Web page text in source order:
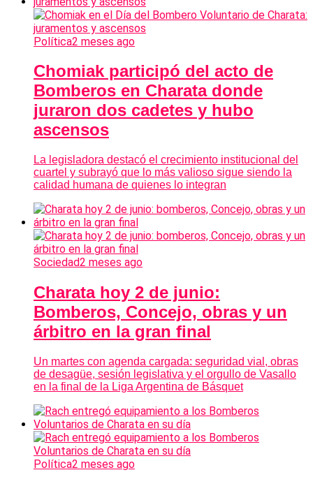
Política2 meses ago
Chomiak participó del acto de
Bomberos en Charata donde
juraron dos cadetes y hubo
ascensos
La legisladora destacó el crecimiento institucional del
cuartel y subrayó que lo más valioso sigue siendo la
calidad humana de quienes lo integran
Sociedad2 meses ago
Charata hoy 2 de junio:
Bomberos, Concejo, obras y un
árbitro en la gran final
Un martes con agenda cargada: seguridad vial, obras
de desagüe, sesión legislativa y el orgullo de Vasallo
en la final de la Liga Argentina de Básquet
Política2 meses ago